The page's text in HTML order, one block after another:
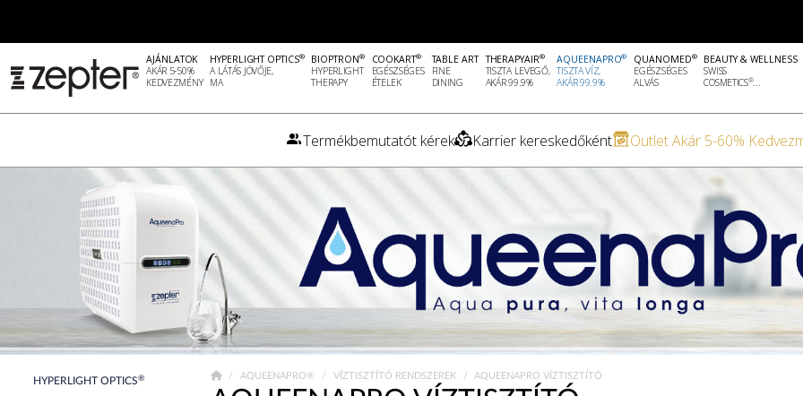
AJÁNLATOK
AKÁR 5-50%
KEDVEZMÉNY
HYPERLIGHT OPTICS®
A LÁTÁS JÖVŐJE,
MA
BIOPTRON®
HYPERLIGHT
THERAPY
COOKART®
EGÉSZSÉGES
ÉTELEK
TABLE ART
FINE
DINING
THERAPYAIR®
TISZTA LEVEGŐ,
AKÁR 99.9%
AQUEENAPRO®
TISZTA VÍZ,
AKÁR 99.9%
QUANOMED®
EGÉSZSÉGES
ALVÁS
BEAUTY & WELLNESS
SWISS
COSMETICS®...
Termékbemutatót kérek Karrier kereskedőként Outlet Akár 5-60%
HYPERLIGHT OPTICS® AQUEENAPRO® VÍZTISZTÍTÓ RENDSZEREK AQUEENAPRO VÍZTISZTÍTÓ